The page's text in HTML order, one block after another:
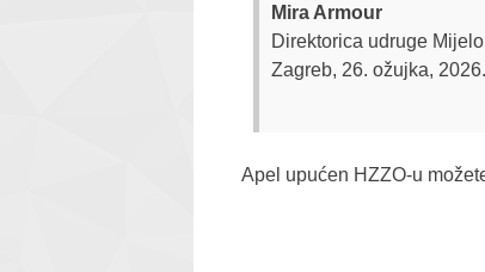
Mira Armour
Direktorica udruge
Zagreb, 26. ožujka, 2026.
Apel upućen HZZO-u